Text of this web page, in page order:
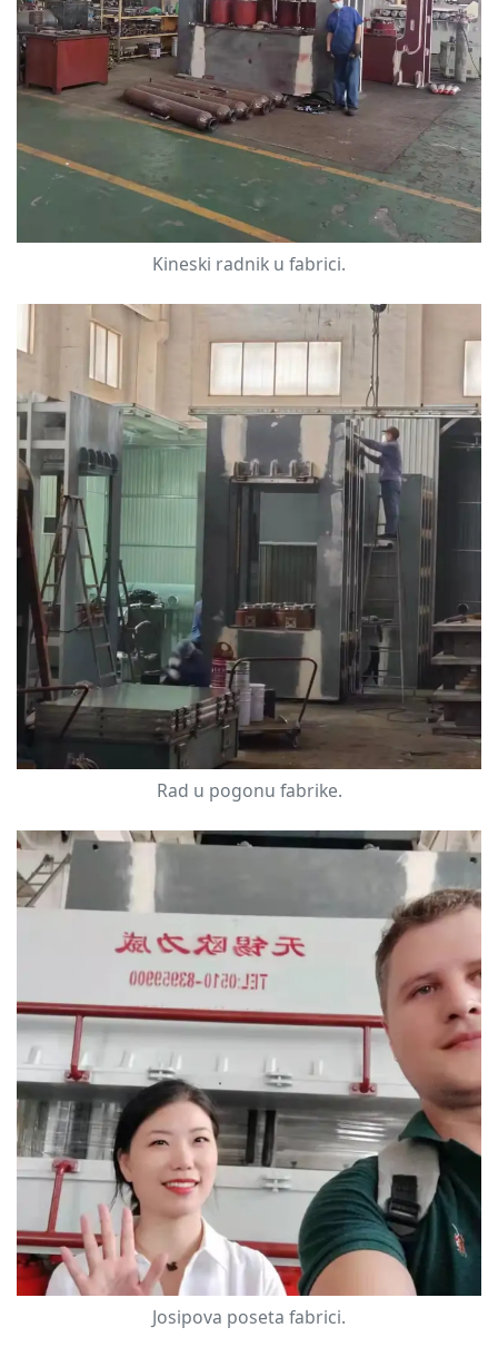
Kineski radnik u fabrici.
Rad u pogonu fabrike.
Josipova poseta fabrici.